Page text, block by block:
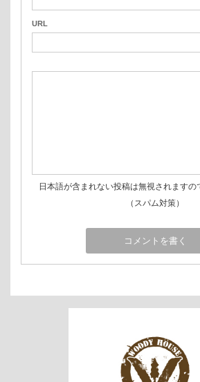
URL
日本語が含まれない投稿は無視されますの
（スパム対策）